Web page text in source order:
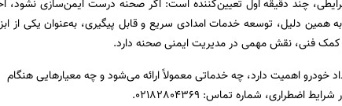
چند دقیقه اول تعیین‌کننده است: اگر صحنه درست ایمن‌سازی نشود،
دلیل، توسعه خدمات امدادی سریع و قابل پیگیری، به‌عنوان یکی از
فنی، نقش مهمی در مدیریت ایمنی صحنه دارد.
اهمیت دارد، چه خدماتی معمولاً ارائه می‌شود و چه معیارهایی هنگام
شرایط اضطراری، شماره تماس: 02182804369
.